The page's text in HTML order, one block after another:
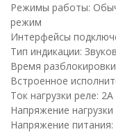
Режимы работы:
режим
Интерфейсы
Тип индикации:
Время
Встроенное
Ток нагрузки реле: 2А
Напряжение
Напряжение питания: